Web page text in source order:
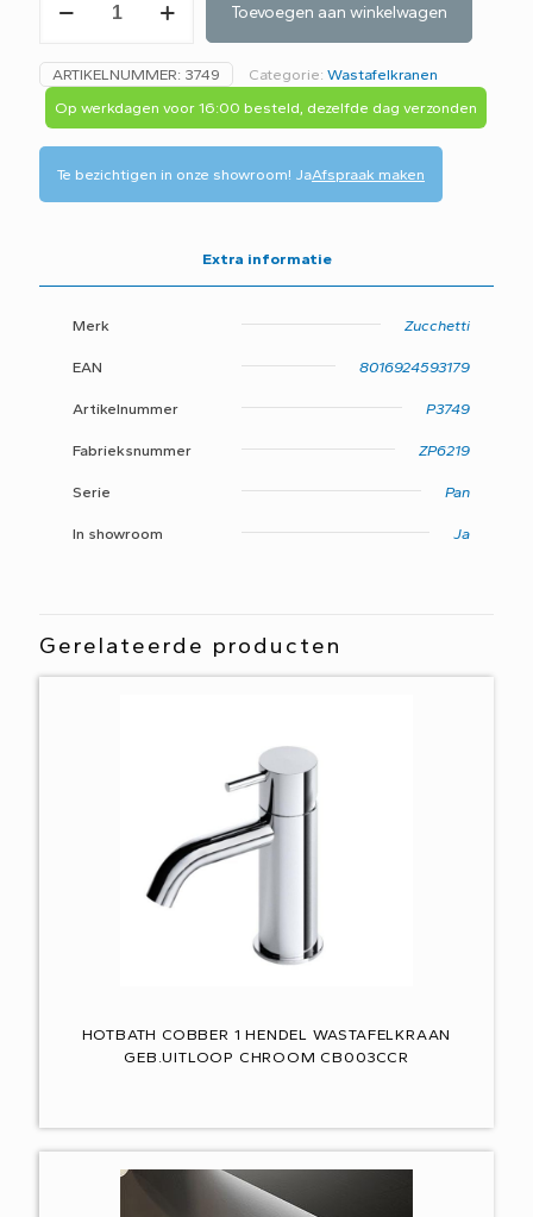
wastafelkraan
hoog
model
voor
waskom
chroom
ZP6219
aantal
Toevoegen aan winkelwagen
ARTIKELNUMMER: 3749 Categorie: Wastafelkranen
Op werkdagen voor 16:00 besteld, dezelfde dag verzonden
Te bezichtigen in onze showroom! JaAfspraak maken
Extra informatie
Merk Zucchetti
EAN 8016924593179
Artikelnummer P3749
Fabrieksnummer ZP6219
Serie Pan
In showroom Ja
Gerelateerde producten
HOTBATH COBBER 1 HENDEL WASTAFELKRAAN
GEB.UITLOOP CHROOM CB003CCR